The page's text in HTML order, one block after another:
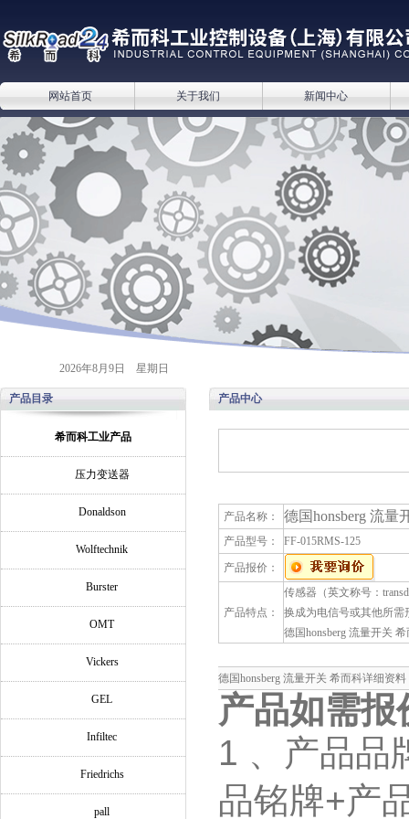
网站首页 关于我们 新闻中心
2026年8月9日 星期日
产品目录
希而科工业产品
压力变送器
Donaldson
Wolftechnik
Burster
OMT
Vickers
GEL
Infiltec
Friedrichs
pall
产品中心
产品名称： 德国honsberg 流量
产品型号： FF-015RMS-125
产品报价：
产品特点：
传感器（英文称号：
换成为电信号或其他所
德国honsberg 流量开关
德国honsberg 流量开关 希而科详细资料
产品如需
1 、产品品
品铭牌+产